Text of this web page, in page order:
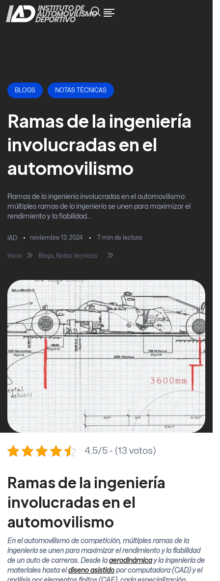
BLOGS NOTAS TÉCNICAS
Ramas de la ingeniería
involucradas en el
automovilismo
Ramas de la ingeniería involucradas en el automovilismo:
múltiples ramas de la ingeniería se unen para maximizar el
rendimiento y la fiabilidad...
IAD noviembre 13, 2024 7 min de lectura
Inicio Blogs, Notas técnicas
4.5/5 - (13 votos)
Ramas de la ingeniería
involucradas en el
automovilismo
En el automovilismo de competición, múltiples ramas de la
ingeniería se unen para maximizar el rendimiento y la fiabilidad
de un auto de carreras. Desde laaerodinámicay la ingeniería de
materiales hasta eldiseño asistido por computadora (CAD) y el